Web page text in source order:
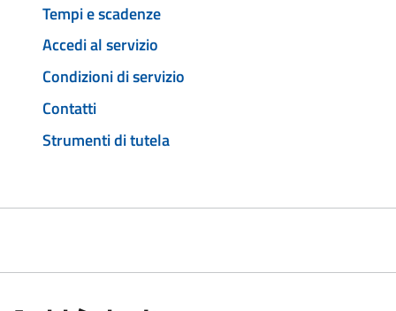
Tempi e scadenze
Accedi al servizio
Condizioni di servizio
Contatti
Strumenti di tutela